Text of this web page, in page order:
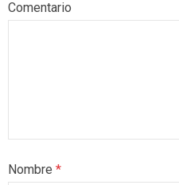
Comentario
Nombre *